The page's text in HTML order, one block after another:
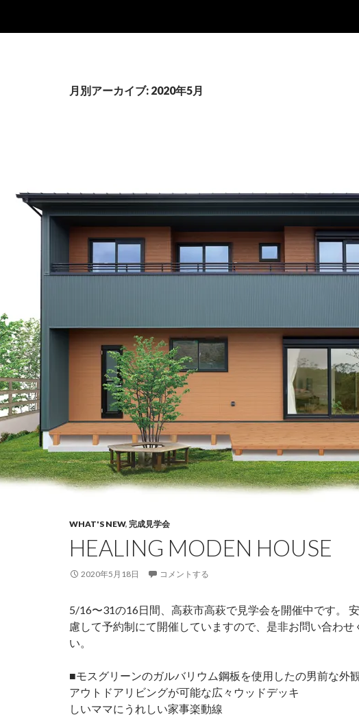
月別アーカイブ: 2020年5月
WHAT'S NEW, 完成見学会
HEALING MODEN HOUSE
2020年5月18日 コメントする
5/16〜31の16日間、高萩市高萩で見学会を開催中です。
慮して予約制にて開催していますので、是非お問い合わせ
い。
■モスグリーンのガルバリウム鋼板を使用したの男前
アウトドアリビングが可能な広々ウッドデッ
しいママにうれしい家事楽動線 ■